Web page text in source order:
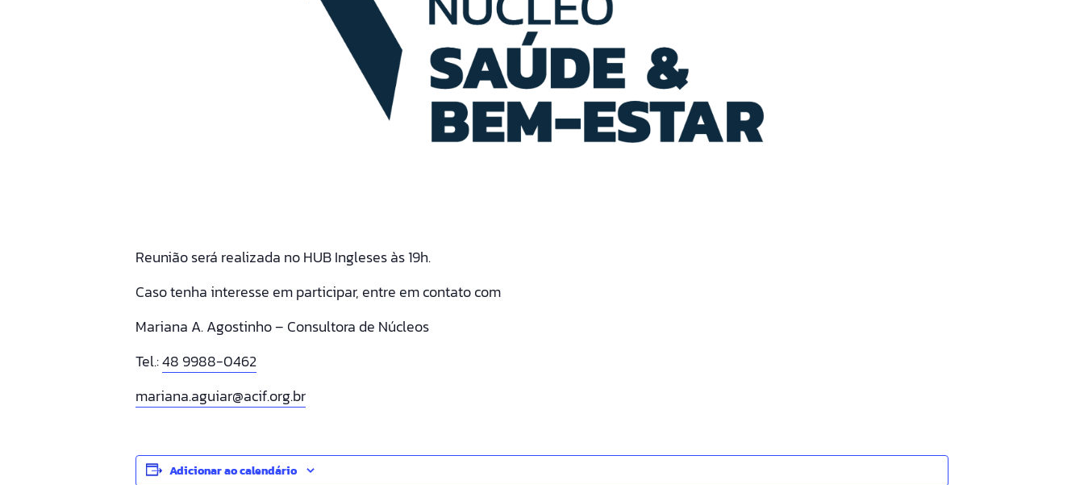
Reunião será realizada no HUB Ingleses às 19h.
Caso tenha interesse em participar, entre em contato com
Mariana A. Agostinho– Consultora de Núcleos
Tel.:48 9988-0462
mariana.aguiar@acif.org.br
Adicionar ao calendário